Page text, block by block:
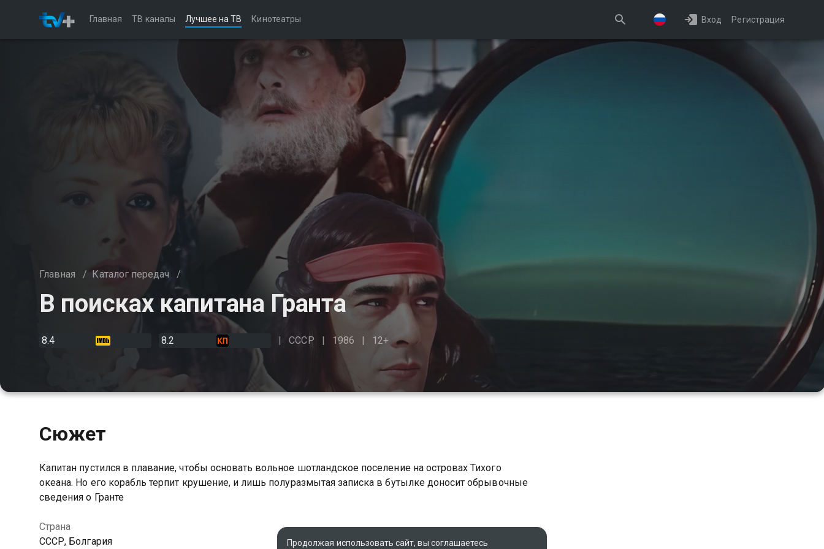
Главная ТВ каналы Лучшее на ТВ Кинотеатры Вход Регистрация
Главная / Каталог передач /
В поисках капитана Гранта
8.4 8.2 СССР 1986 12+
Сюжет
Капитан пустился в плавание, чтобы основать вольное шотландское поселение на островах Тихого
океана. Но его корабль терпит крушение, и лишь полуразмытая записка в бутылке доносит обрывочные
сведения о Гранте
Страна
СССР, Болгария
Продолжая использовать сайт, вы соглашаетесь